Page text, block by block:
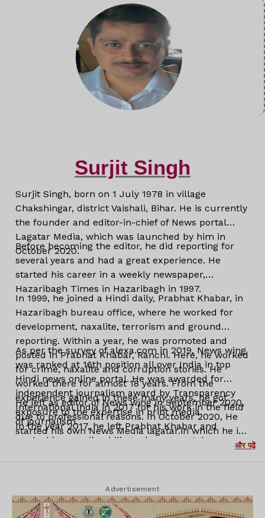
Surjit Singh
Surjit Singh, born on 1 July 1978 in village
Chakshingar, district Vaishali, Bihar. He is currently
the founder and editor-in-chief of News portal
Lagatar Media, which was launched by him in
October 2020.
Before becoming the editor, he did reporting for
several years and had a great experience. He
started his career in a weekly newspaper,
Hazaribagh Times in Hazaribagh in 1997.
In 1999, he joined a Hindi daily, Prabhat Khabar, in
Hazaribagh bureau office, where he worked for
development, naxalite, terrorism and ground
reporting. Within a year, he was promoted and
posted in Prabhat Khabar, Ranchi. Here, he worked
for crime, naxalite and corruption stories. He
worked there for almost 18 years. From the
experience gained in these many years, he got
exposure to the expertise in print media.
In the year 2017, he left Prabhat Khabar and
worked in an online bilingual news portal,
Jharkhand.
At this time (2017-2019), almost all the print and
As per the survey of alexa.com in 2019, News wing
was ranked at 16th position all over India in top
Hindi news online portal. He was awarded for
independent journalism award by Transparency
International India in 2017 for his work in the field
of journalism.
He left as editor of News wing in September 2020,
due to professional reasons. In October 2020, He
started his own News Media lagatar.in which he is
और पढ़ें
Advertisement